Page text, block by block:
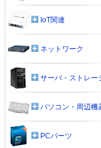
IoT関連
ネットワーク
サーバ・ストレー
パソコン・周辺機
PCパーツ